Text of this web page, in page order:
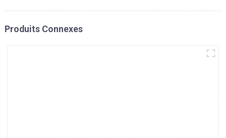
Produits Connexes